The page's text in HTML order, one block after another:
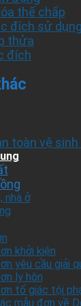
thế chấp
đích sử
thửa
đích
toàn vệ
nhà ở
khởi kiện
yêu cầu giải
ly hôn
tố giác tội
mẫu đơn về